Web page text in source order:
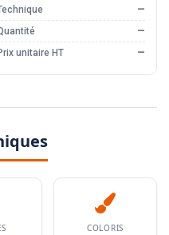
—
—
unitaire HT
—
COLORIS